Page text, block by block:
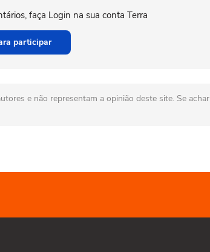
faça Login na sua conta Terra
participar
e não representam a opinião deste site. Se achar